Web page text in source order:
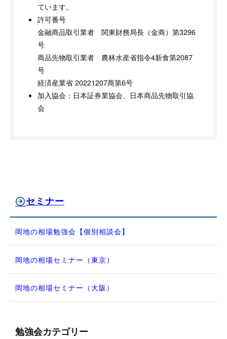
ています。
許可番号
金融商品取引業者 関東財務局長（金商）第3296
号
商品先物取引業者 農林水産省指令4新食第2087
号
経済産業省 20221207商第6号
加入協会：日本証券業協会、日本商品先物取引協
会
セミナー
岡地の相場勉強会【個別相談会】
岡地の相場セミナー（東京）
岡地の相場セミナー（大阪）
勉強会カテゴリー